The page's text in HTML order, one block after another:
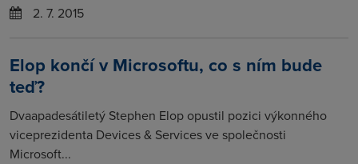
2. 7. 2015
Elop končí v Microsoftu, co s ním bude
teď?
Dvaapadesátiletý Stephen Elop opustil pozici výkonného
viceprezidenta Devices & Services ve společnosti
Microsoft...